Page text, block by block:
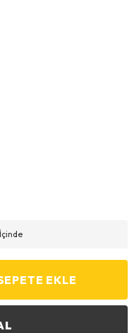
EKLE